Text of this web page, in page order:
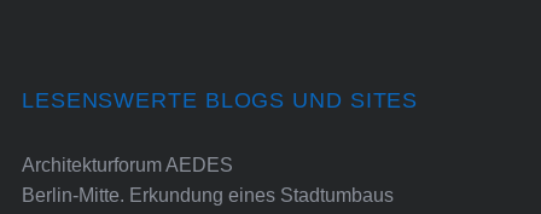
LESENSWERTE BLOGS UND SITES
Architekturforum AEDES
Berlin-Mitte. Erkundung eines Stadtumbaus